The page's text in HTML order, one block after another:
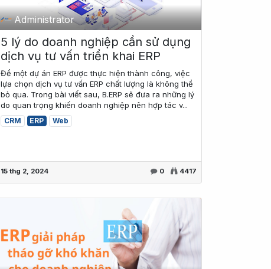
Administrator
5 lý do doanh nghiệp cần sử dụng
dịch vụ tư vấn triển khai ERP
Để một dự án ERP được thực hiện thành công, việc
lựa chọn dịch vụ tư vấn ERP chất lượng là không thể
bỏ qua. Trong bài viết sau, B.ERP sẽ đưa ra những lý
do quan trọng khiến doanh nghiệp nên hợp tác v...
CRM ERP Web
15 thg 2, 2024 0 4417